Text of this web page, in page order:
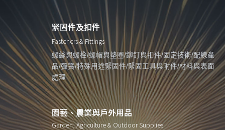
緊固件及扣件
Fasteners & Fittings
螺絲與螺栓/螺帽與墊圈/鉚釘與扣件/固定技術/配線產
品/彈簧/特殊用途緊固件/緊固工具與附件/材料與表面
處理
園藝、農業與戶外用品
Garden, Agriculture & Outdoor Supplies